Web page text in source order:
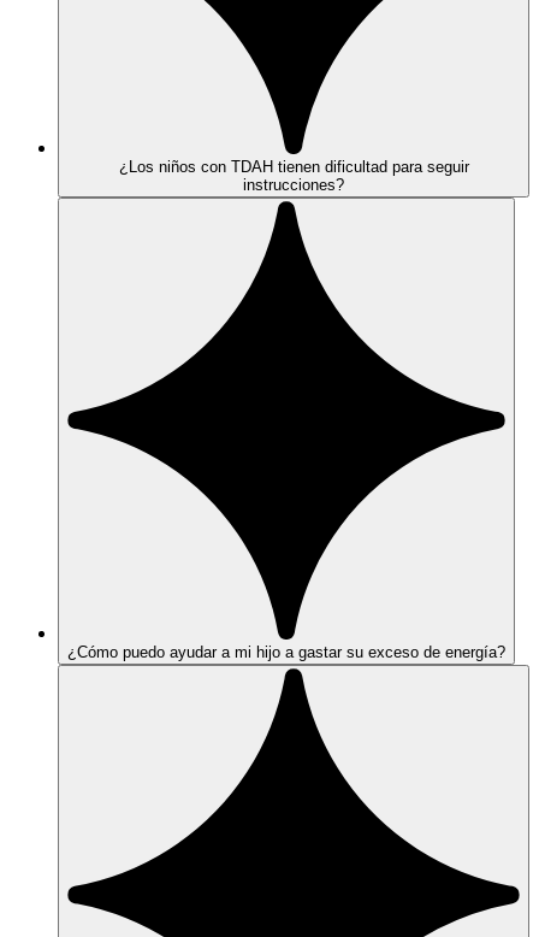
¿Los niños con TDAH tienen dificultad para seguir
instrucciones?
¿Cómo puedo ayudar a mi hijo a gastar su exceso de energía?